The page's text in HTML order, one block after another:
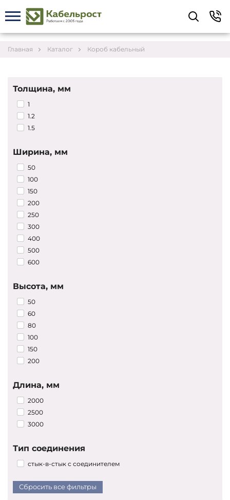
Главная Каталог Короб кабельный
Толщина, мм
1
1.2
1.5
Ширина, мм
50
100
150
200
250
300
400
500
600
Высота, мм
50
60
80
100
150
200
Длина, мм
2000
2500
3000
Тип соединения
стык-в-стык с соединителем
Сбросить все фильтры
Укажите контакты для связи и требования к
заказу – предложим лучшие варианты по цене,
согласуем сроки и подберём доставку.
Соглашаюсь на обработку персональных данных